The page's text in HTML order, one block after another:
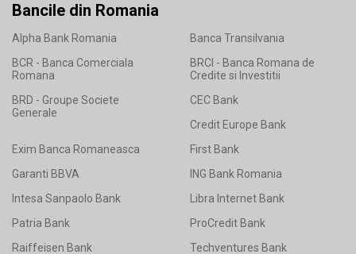
Bancile din Romania
Alpha Bank Romania
Banca Transilvania
BCR - Banca Comerciala
Romana
BRCI - Banca Romana de
Credite si Investitii
BRD - Groupe Societe
Generale
CEC Bank
Credit Europe Bank
Exim Banca Romaneasca
First Bank
Garanti BBVA
ING Bank Romania
Intesa Sanpaolo Bank
Libra Internet Bank
Patria Bank
ProCredit Bank
Raiffeisen Bank
Techventures Bank